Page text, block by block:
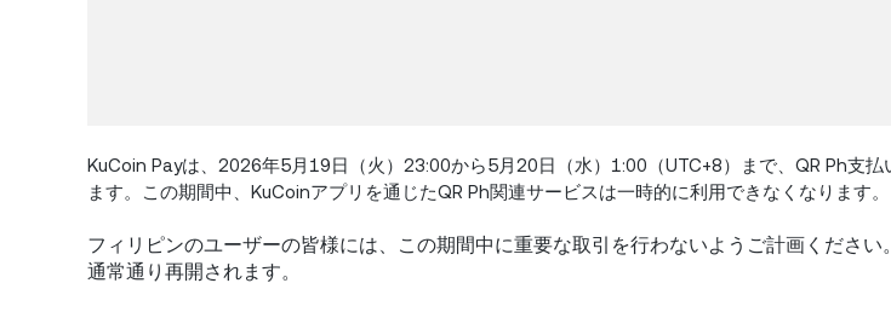
KuCoin Payは、2026年5月19日（火）23:00から5月20日（水）1:00（UTC+8）まで、QR Ph支
ます。この期間中、KuCoinアプリを通じたQR Ph関連サービスは一時的に利用できなくなります。
フィリピンのユーザーの皆様には、この期間中に重要な取引を行わないようご計画くださ
通常通り再開されます。